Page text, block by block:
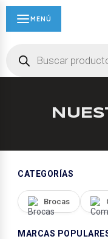
MENÚ
CATEGORÍAS
Brocas
MARCAS